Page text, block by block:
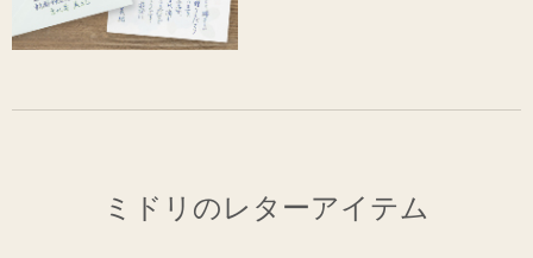
ミドリのレターアイテム